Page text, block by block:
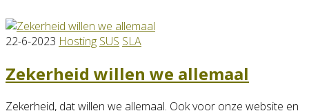
22-6-2023 Hosting SUS SLA
Zekerheid willen we allemaal
Zekerheid, dat willen we allemaal. Ook voor onze website en